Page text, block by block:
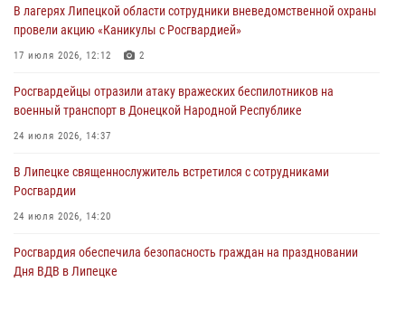
Росгвардия противодействует БПЛА ВСУ на южном направлении
(видео)
03 августа 2026, 13:39
В лагерях Липецкой области сотрудники вневедомственной охраны
провели акцию «Каникулы с Росгвардией»
17 июля 2026, 12:12 2
Росгвардейцы отразили атаку вражеских беспилотников на
военный транспорт в Донецкой Народной Республике
24 июля 2026, 14:37
В Липецке священнослужитель встретился с сотрудниками
Росгвардии
24 июля 2026, 14:20
Росгвардия обеспечила безопасность граждан на праздновании
Дня ВДВ в Липецке